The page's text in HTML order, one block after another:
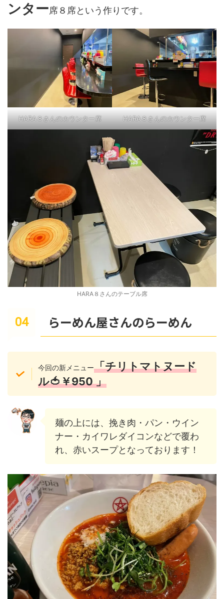
ンター席８席という作りです。
HARA８さんのカウンター席 HARA８さんのカウンター席
HARA８さんのテーブル席
らーめん屋さんのらーめん
今回の新メニュー「チリトマトヌード
ル🍅￥950 」
麺の上には、挽き肉・パン・ウイン
ナー・カイワレダイコンなどで覆わ
れ、赤いスープとなっております！